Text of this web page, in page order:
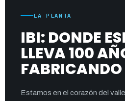
LA PLANTA
IBI: DONDE
LLEVA 100
FABRICANDO
Estamos en el corazón del